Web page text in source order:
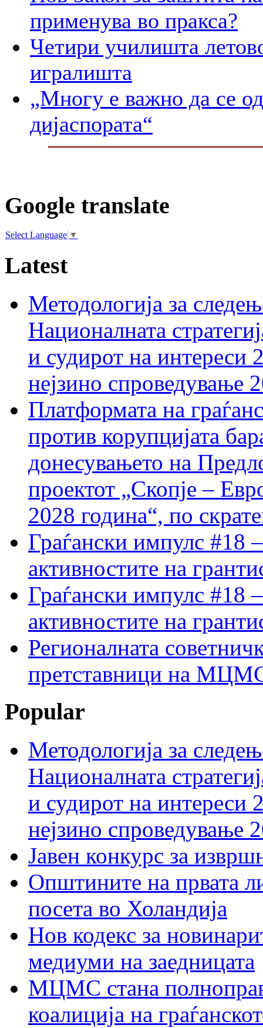
применува во пракса?
Четири училишта
игралишта
„Многу е важно да се
дијаспората“
Google translate
Select Language ▼
Latest
Методологија за
Националната
и судирот на интереси
нејзино спроведување
Платформата на
против корупцијата
донесувањето на
проектот „Скопје –
2028 година“, по
Граѓански импулс #18
активностите на
Граѓански импулс #18
активностите на
Регионалната
претставници на МЦМС
Popular
Методологија за
Националната
и судирот на интереси
нејзино спроведување
Јавен конкурс за
Општините на првата
посета во Холандија
Нов кодекс за
медиуми на заедницата
МЦМС стана
коалиција на